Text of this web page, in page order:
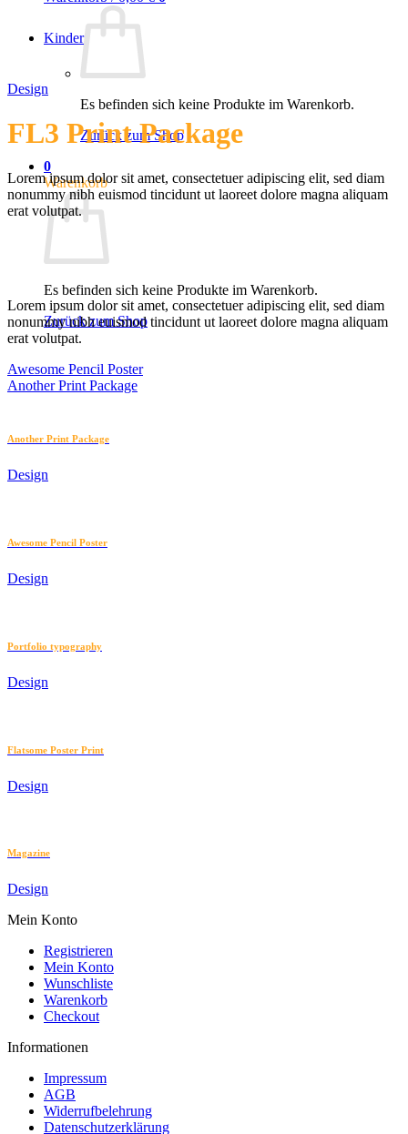
Es befinden sich keine Produkte im Warenkorb.
Zurück zum Shop
0
Warenkorb
Es befinden sich keine Produkte im Warenkorb.
Zurück zum Shop
Kinder
Design
FL3 Print Package
Lorem ipsum dolor sit amet, consectetuer adipiscing elit, sed diam
nonummy nibh euismod tincidunt ut laoreet dolore magna aliquam
erat volutpat.
Lorem ipsum dolor sit amet, consectetuer adipiscing elit, sed diam
nonummy nibh euismod tincidunt ut laoreet dolore magna aliquam
erat volutpat.
Awesome Pencil Poster
Another Print Package
Another Print Package
Design
Awesome Pencil Poster
Design
Portfolio typography
Design
Flatsome Poster Print
Design
Magazine
Design
Mein Konto
Registrieren
Mein Konto
Wunschliste
Warenkorb
Checkout
Informationen
Impressum
AGB
Widerrufbelehrung
Datenschutzerklärung